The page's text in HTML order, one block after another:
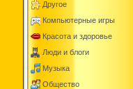
Другое
Компьютерные игры
Красота и здоровье
Люди и блоги
Музыка
Общество